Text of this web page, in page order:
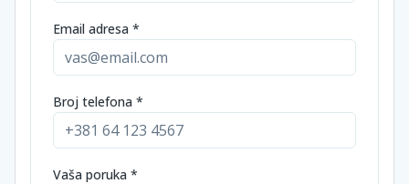
Email adresa *
Broj telefona *
Vaša poruka *